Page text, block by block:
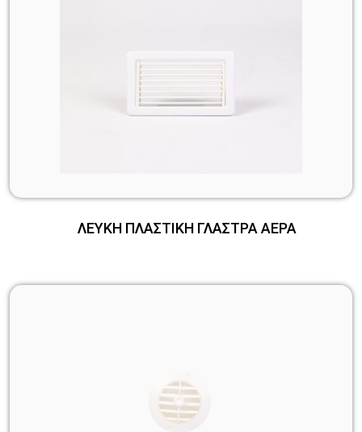
ΛΕΥΚΗ ΠΛΑΣΤΙΚΗ ΓΛΑΣΤΡΑ ΑΕΡΑ